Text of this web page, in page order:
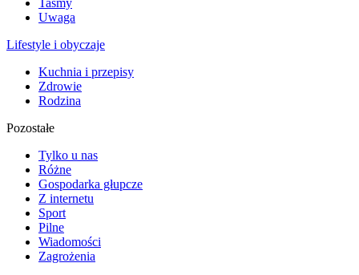
Uwaga
Lifestyle i obyczaje
Kuchnia i przepisy
Zdrowie
Rodzina
Pozostałe
Tylko u nas
Różne
Gospodarka głupcze
Z internetu
Sport
Pilne
Wiadomości
Zagrożenia